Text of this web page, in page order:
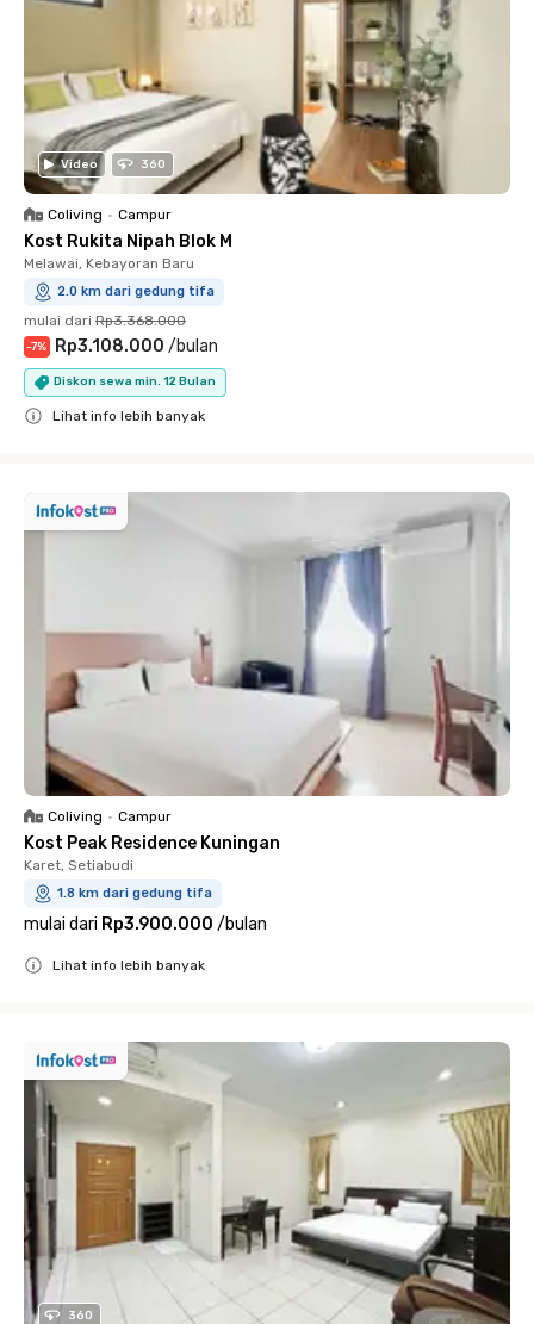
Video 360
Coliving • Campur
Kost Rukita Nipah Blok M
Melawai, Kebayoran Baru
2.0 km dari gedung tifa
mulai dari Rp3.368.000
-7% Rp3.108.000 /bulan
Diskon sewa min. 12 Bulan
Lihat info lebih banyak
Coliving • Campur
Kost Peak Residence Kuningan
Karet, Setiabudi
1.8 km dari gedung tifa
mulai dari Rp3.900.000 /bulan
Lihat info lebih banyak
360